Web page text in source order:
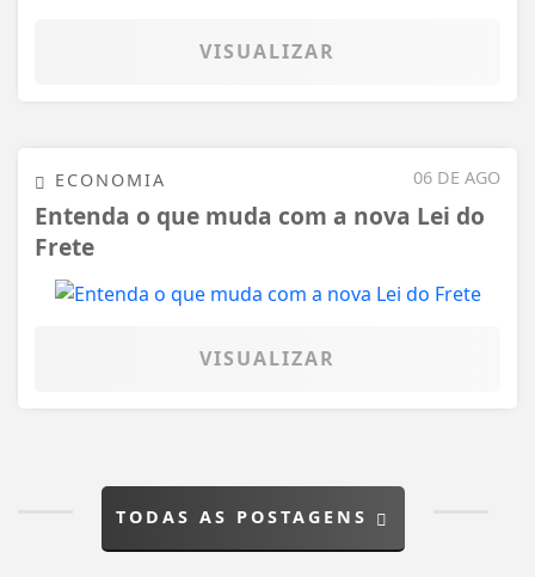
VISUALIZAR
06 DE AGO
ECONOMIA
Entenda o que muda com a nova Lei do
Frete
VISUALIZAR
TODAS AS POSTAGENS